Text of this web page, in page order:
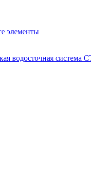
элементы
водосточная